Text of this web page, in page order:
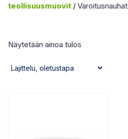
teollisuusmuovit / Varoitusnauhat
Näytetään ainoa tulos